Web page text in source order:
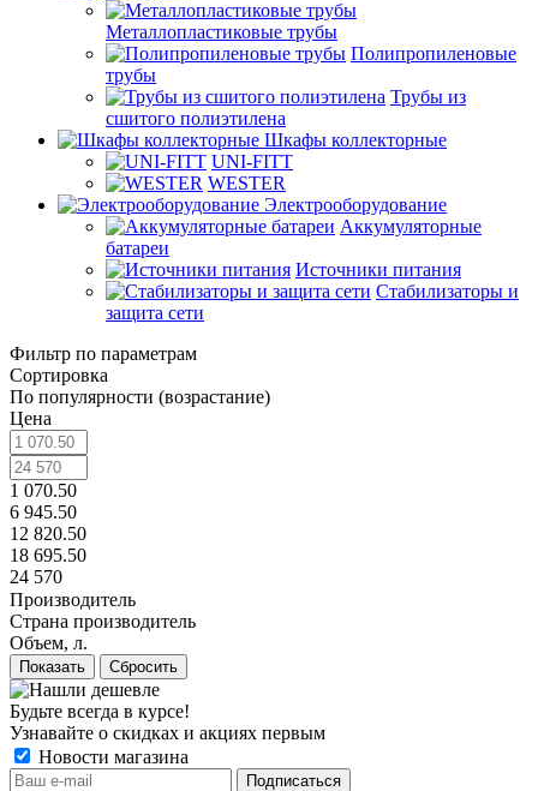
Металлопластиковые трубы
Полипропиленовые
трубы
Трубы из
сшитого полиэтилена
Шкафы коллекторные
UNI-FITT
WESTER
Электрооборудование
Аккумуляторные
батареи
Источники питания
Стабилизаторы и
защита сети
Фильтр по параметрам
Сортировка
По популярности (возрастание)
Цена
1 070.50
6 945.50
12 820.50
18 695.50
24 570
Производитель
Страна производитель
Объем, л.
Сбросить
Будьте всегда в курсе!
Узнавайте о скидках и акциях первым
Новости магазина